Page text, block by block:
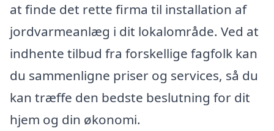
at finde det rette firma til installation af
jordvarmeanlæg i dit lokalområde. Ved at
indhente tilbud fra forskellige fagfolk kan
du sammenligne priser og services, så du
kan træffe den bedste beslutning for dit
hjem og din økonomi.